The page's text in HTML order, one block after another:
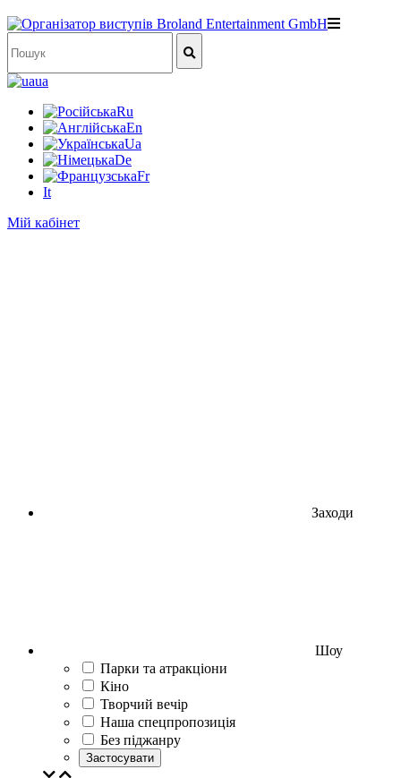
ua
Ru
En
Ua
De
Fr
It
Мій кабінет
Заходи
Шоу
Парки та атракціони
Кіно
Творчий вечір
Наша спецпропозиція
Без піджанру
Застосувати